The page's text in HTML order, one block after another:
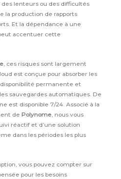
lenteurs ou des difficultés
la production de rapports
Et la dépendance à une
accentuer cette
, ces risques sont largement
est conçue pour absorber les
permanente et
sauvegardes automatiques. De
est disponible 7/24. Associé à la
de Polynome, nous vous
réactif et d’une solution
dans les périodes les plus
vous pouvez compter sur
pour les besoins